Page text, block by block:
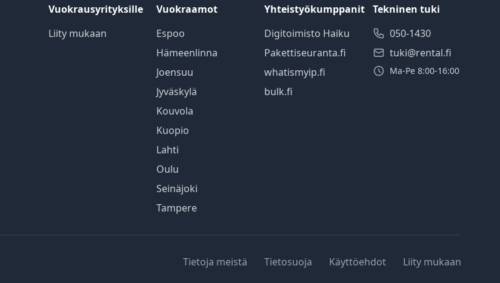
Vuokrausyrityksille
Liity mukaan
Vuokraamot
Espoo
Hämeenlinna
Joensuu
Jyväskylä
Kouvola
Kuopio
Lahti
Oulu
Seinäjoki
Tampere
Yhteistyökumppanit
Digitoimisto Haiku
Pakettiseuranta.fi
whatismyip.fi
bulk.fi
Tekninen tuki
050-1430
tuki@rental.fi
Ma-Pe 8:00-16:00
Tietoja meistä Tietosuoja Käyttöehdot Liity mukaan